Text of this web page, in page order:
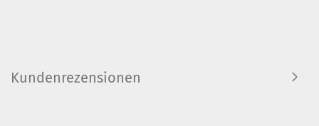
Kundenrezensionen